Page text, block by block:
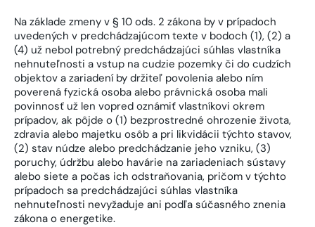
Na základe zmeny v § 10 ods. 2 zákona by v prípadoch
uvedených v predchádzajúcom texte v bodoch (1), (2) a
(4) už nebol potrebný predchádzajúci súhlas vlastníka
nehnuteľnosti a vstup na cudzie pozemky či do cudzích
objektov a zariadení by držiteľ povolenia alebo ním
poverená fyzická osoba alebo právnická osoba mali
povinnosť už len vopred oznámiť vlastníkovi okrem
prípadov, ak pôjde o (1) bezprostredné ohrozenie života,
zdravia alebo majetku osôb a pri likvidácii týchto stavov,
(2) stav núdze alebo predchádzanie jeho vzniku, (3)
poruchy, údržbu alebo havárie na zariadeniach sústavy
alebo siete a počas ich odstraňovania, pričom v týchto
prípadoch sa predchádzajúci súhlas vlastníka
nehnuteľnosti nevyžaduje ani podľa súčasného znenia
zákona o energetike.